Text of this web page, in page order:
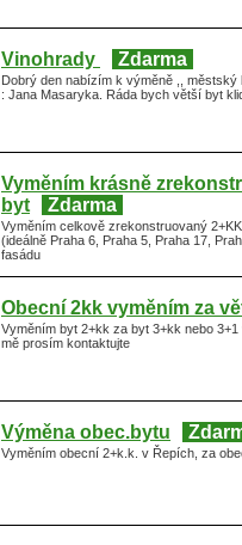
Vinohrady Zdarma
Dobrý den nabízím k výměně ,, městský
: Jana Masaryka. Ráda bych větší byt
Vyměním krásně
byt
Zdarma
Vyměním celkově zrekonstruovaný
(ideálně Praha 6, Praha 5, Praha 17,
fasádu
Obecní 2kk vyměním za
Vyměním byt 2+kk za byt 3+kk nebo
mě prosím kontaktujte
Výměna obec.bytu
Vyměním obecní 2+k.k. v Řepích, za